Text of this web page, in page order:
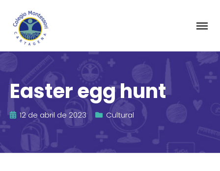
Easter egg hunt
12 de abril de 2023 Cultural